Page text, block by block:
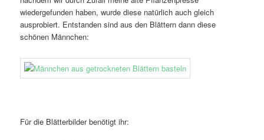
wiedergefunden haben, wurde diese natürlich auch gleich
ausprobiert. Entstanden sind aus den Blättern dann diese
schönen Männchen:
Für die Blätterbilder benötigt ihr: